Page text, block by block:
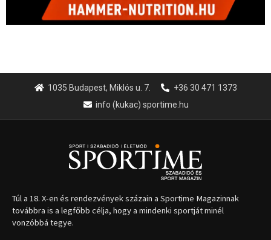
1035 Budapest, Miklós u. 7.
+36 30 471 1373
info (kukac) sportime.hu
Túl a 18. X-en és rendezvények százain a Sportime Magazinnak
továbbra is a legfőbb célja, hogy a mindenki sportját minél
vonzóbbá tegye.